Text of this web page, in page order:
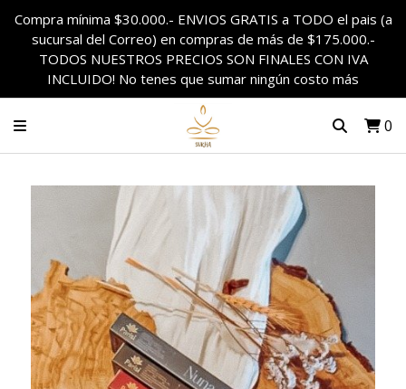
Compra mínima $30.000.- ENVIOS GRATIS a TODO el pais (a
sucursal del Correo) en compras de más de $175.000.-
TODOS NUESTROS PRECIOS SON FINALES CON IVA
INCLUIDO! No tenes que sumar ningún costo más
0